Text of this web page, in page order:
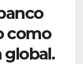
como
global.